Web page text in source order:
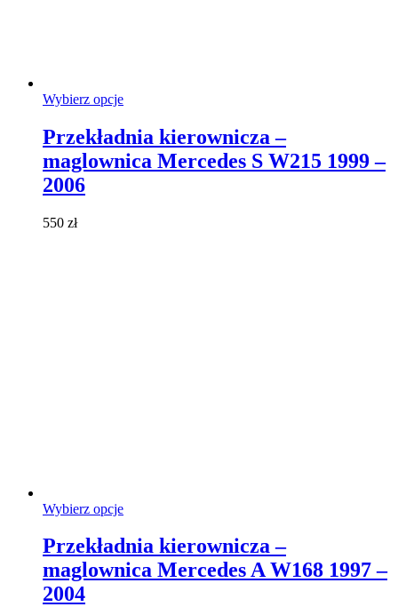
Wybierz opcjeTen
ma
wiele
wariantów.
Przekładnia kierownicza –
maglownica Mercedes S W215 1999 –
2006
550 zł
Wybierz opcjeTen
ma
wiele
wariantów.
Przekładnia kierownicza –
maglownica Mercedes A W168 1997 –
2004